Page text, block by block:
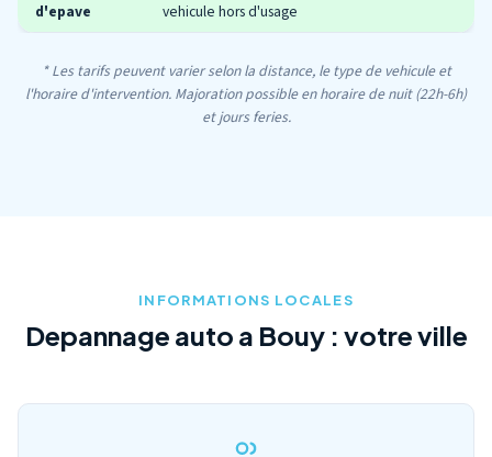
d'epave
vehicule hors d'usage
* Les tarifs peuvent varier selon la distance, le type de vehicule et
l'horaire d'intervention. Majoration possible en horaire de nuit (22h-6h)
et jours feries.
INFORMATIONS LOCALES
Depannage auto a Bouy : votre ville